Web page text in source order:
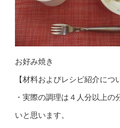
お好み焼き
【材料およびレシピ紹介につ
・実際の調理は４人分以上の
いと思います。